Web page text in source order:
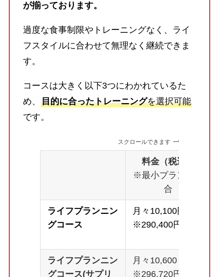
が揃っております。
過度な食事制限やトレーニングなく、ライ
フスタイルに合わせて無理なく継続できま
す。
コースは大きく以下3つにわかれているた
め、 目的に合ったトレーニングを選択可能
です。
スクロールできます
料金（税込）
※最小プランの場
合
ライフプランニン
グコース
月々10,100円～
※290,400円
ライフプランニン
グコース(サプリ
月々10,600～
※296,720円